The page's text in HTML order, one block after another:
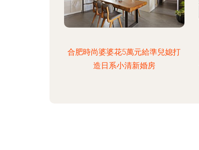
合肥時尚婆婆花5萬元給準兒媳打
造日系小清新婚房